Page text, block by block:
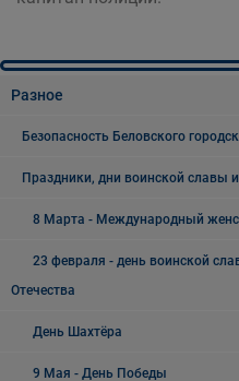
Разное
Безопасность Беловского
Праздники, дни воинской славы
8 Марта - Международный
23 февраля - день воинской
Отечества
День Шахтёра
9 Мая - День Победы